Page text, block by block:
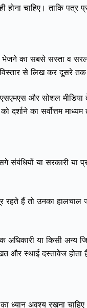
होना चाहिए। ताकि
भेजने का सबसे सस्ता व
से लिख कर दूसरे
और सोशल
का सर्वोत्तम माध्यम
संबंधियों या सरकारी या
हैं तो उनका हालचाल
या किसी अन्य
और स्थाई दस्तावेज होता
ध्यान अवश्य रखना